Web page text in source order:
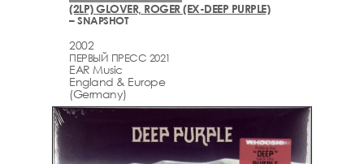
(2LP) GLOVER, ROGER (EX-DEEP PURPLE)
– SNAPSHOT
2002
ПЕРВЫЙ ПРЕСС 2021
EAR Music
England & Europe
(Germany)